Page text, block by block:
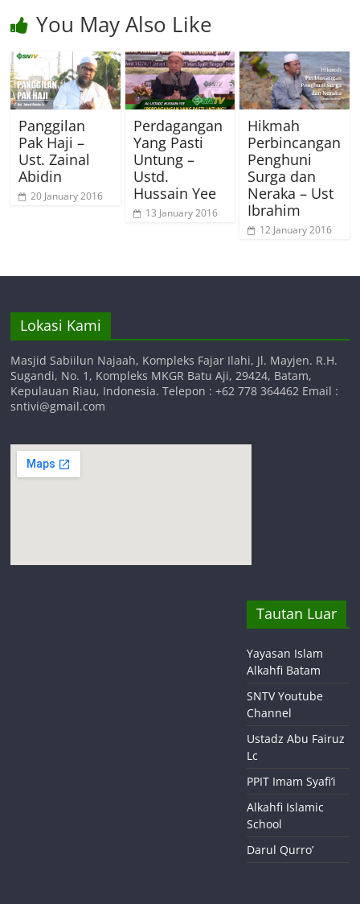
You May Also Like
Panggilan
Pak Haji –
Ust. Zainal
Abidin
20 January 2016
Perdagangan
Yang Pasti
Untung –
Ustd.
Hussain Yee
13 January 2016
Hikmah
Perbincangan
Penghuni
Surga dan
Neraka – Ust
Ibrahim
12 January 2016
Lokasi Kami
Masjid Sabiilun Najaah, Kompleks Fajar Ilahi, Jl. Mayjen. R.H.
Sugandi, No. 1, Kompleks MKGR Batu Aji, 29424, Batam,
Kepulauan Riau, Indonesia. Telepon : +62 778 364462 Email :
sntivi@gmail.com
Tautan Luar
Yayasan Islam
Alkahfi Batam
SNTV Youtube
Channel
Ustadz Abu Fairuz
Lc
PPIT Imam Syafi’i
Alkahfi Islamic
School
Darul Qurro’